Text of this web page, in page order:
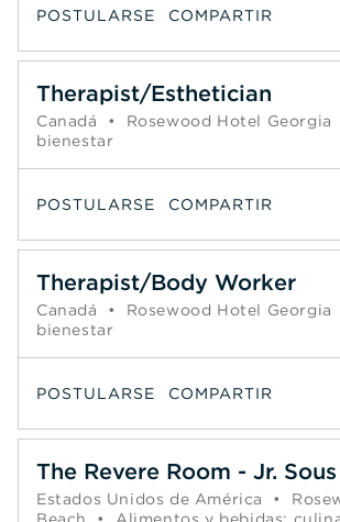
POSTULARSE COMPARTIR
Therapist/Esthetician
Canadá • Rosewood Hotel Georgia
bienestar
POSTULARSE COMPARTIR
Therapist/Body Worker
Canadá • Rosewood Hotel Georgia
bienestar
POSTULARSE COMPARTIR
The Revere Room - Jr.
Estados Unidos de América •